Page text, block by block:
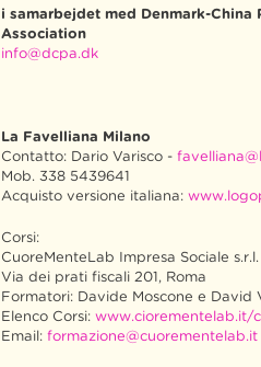
i samarbejdet med Denmark-China
Association
info@dcpa.dk
La Favelliana Milano
Contatto: Dario Varisco -
Mob. 338 5439641
Acquisto versione italiana:
Corsi:
CuoreMenteLab Impresa Sociale s.r.l.
Via dei prati fiscali 201, Roma
Formatori: Davide Moscone e David
Elenco Corsi: www.ciorementelab.it/
Email: formazione@cuorementelab.it